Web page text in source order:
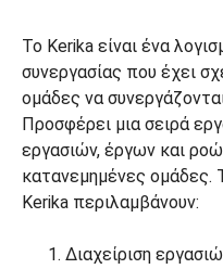
Το Kerika είναι ένα
συνεργασίας που έχει
ομάδες να
Προσφέρει μια σειρά
εργασιών, έργων και
κατανεμημένες ομάδες.
Kerika περιλαμβάνουν:
Διαχείριση